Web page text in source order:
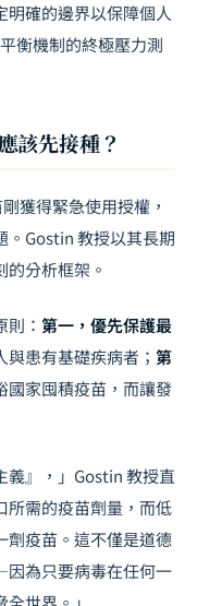
明確的邊界以保障個人
衡機制的終極壓力測
該先接種？
獲得緊急使用授權，
。Gostin 教授以其長期
分析框架。
： 第一，優先保護最
患有基礎疾病者； 第
家囤積疫苗，而讓發
義』，」Gostin 教授直
所需的疫苗劑量，而低
劑疫苗。這不僅是道德
為只要病毒在任何一